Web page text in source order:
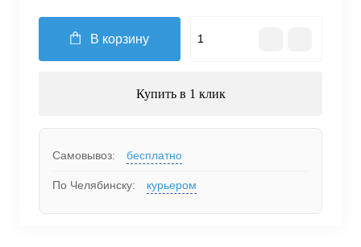
В корзину
Купить в 1 клик
Самовывоз: бесплатно
По Челябинску: курьером